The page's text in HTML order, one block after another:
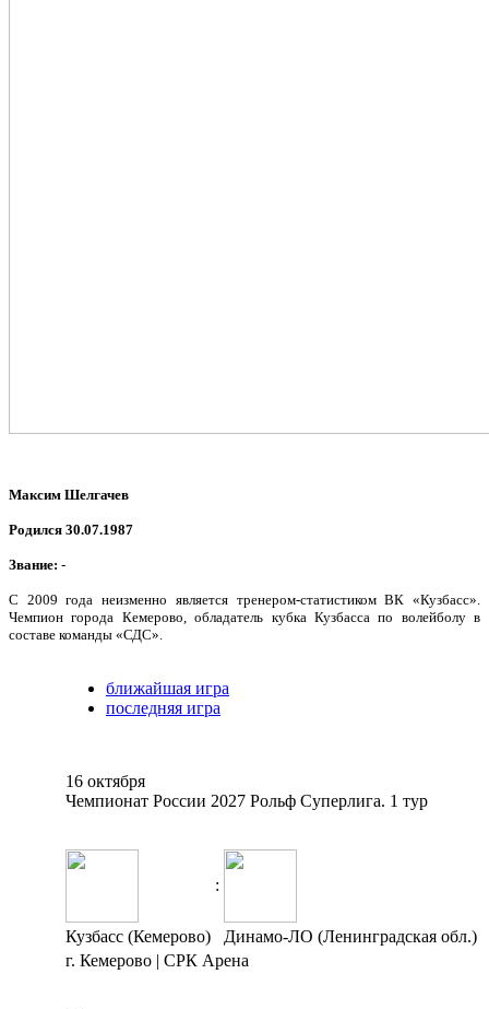
Максим Шелгачев
Родился 30.07.1987
Звание: -
С 2009 года неизменно является тренером-статистиком ВК «Кузбасс».
Чемпион города Кемерово, обладатель кубка Кузбасса по волейболу в
составе команды «СДС».
ближайшая игра
последняя игра
16 октября
Чемпионат России 2027 Рольф Суперлига. 1 тур
:
Кузбасс (Кемерово)
Динамо-ЛО (Ленинградская обл.)
г. Кемерово | СРК Арена